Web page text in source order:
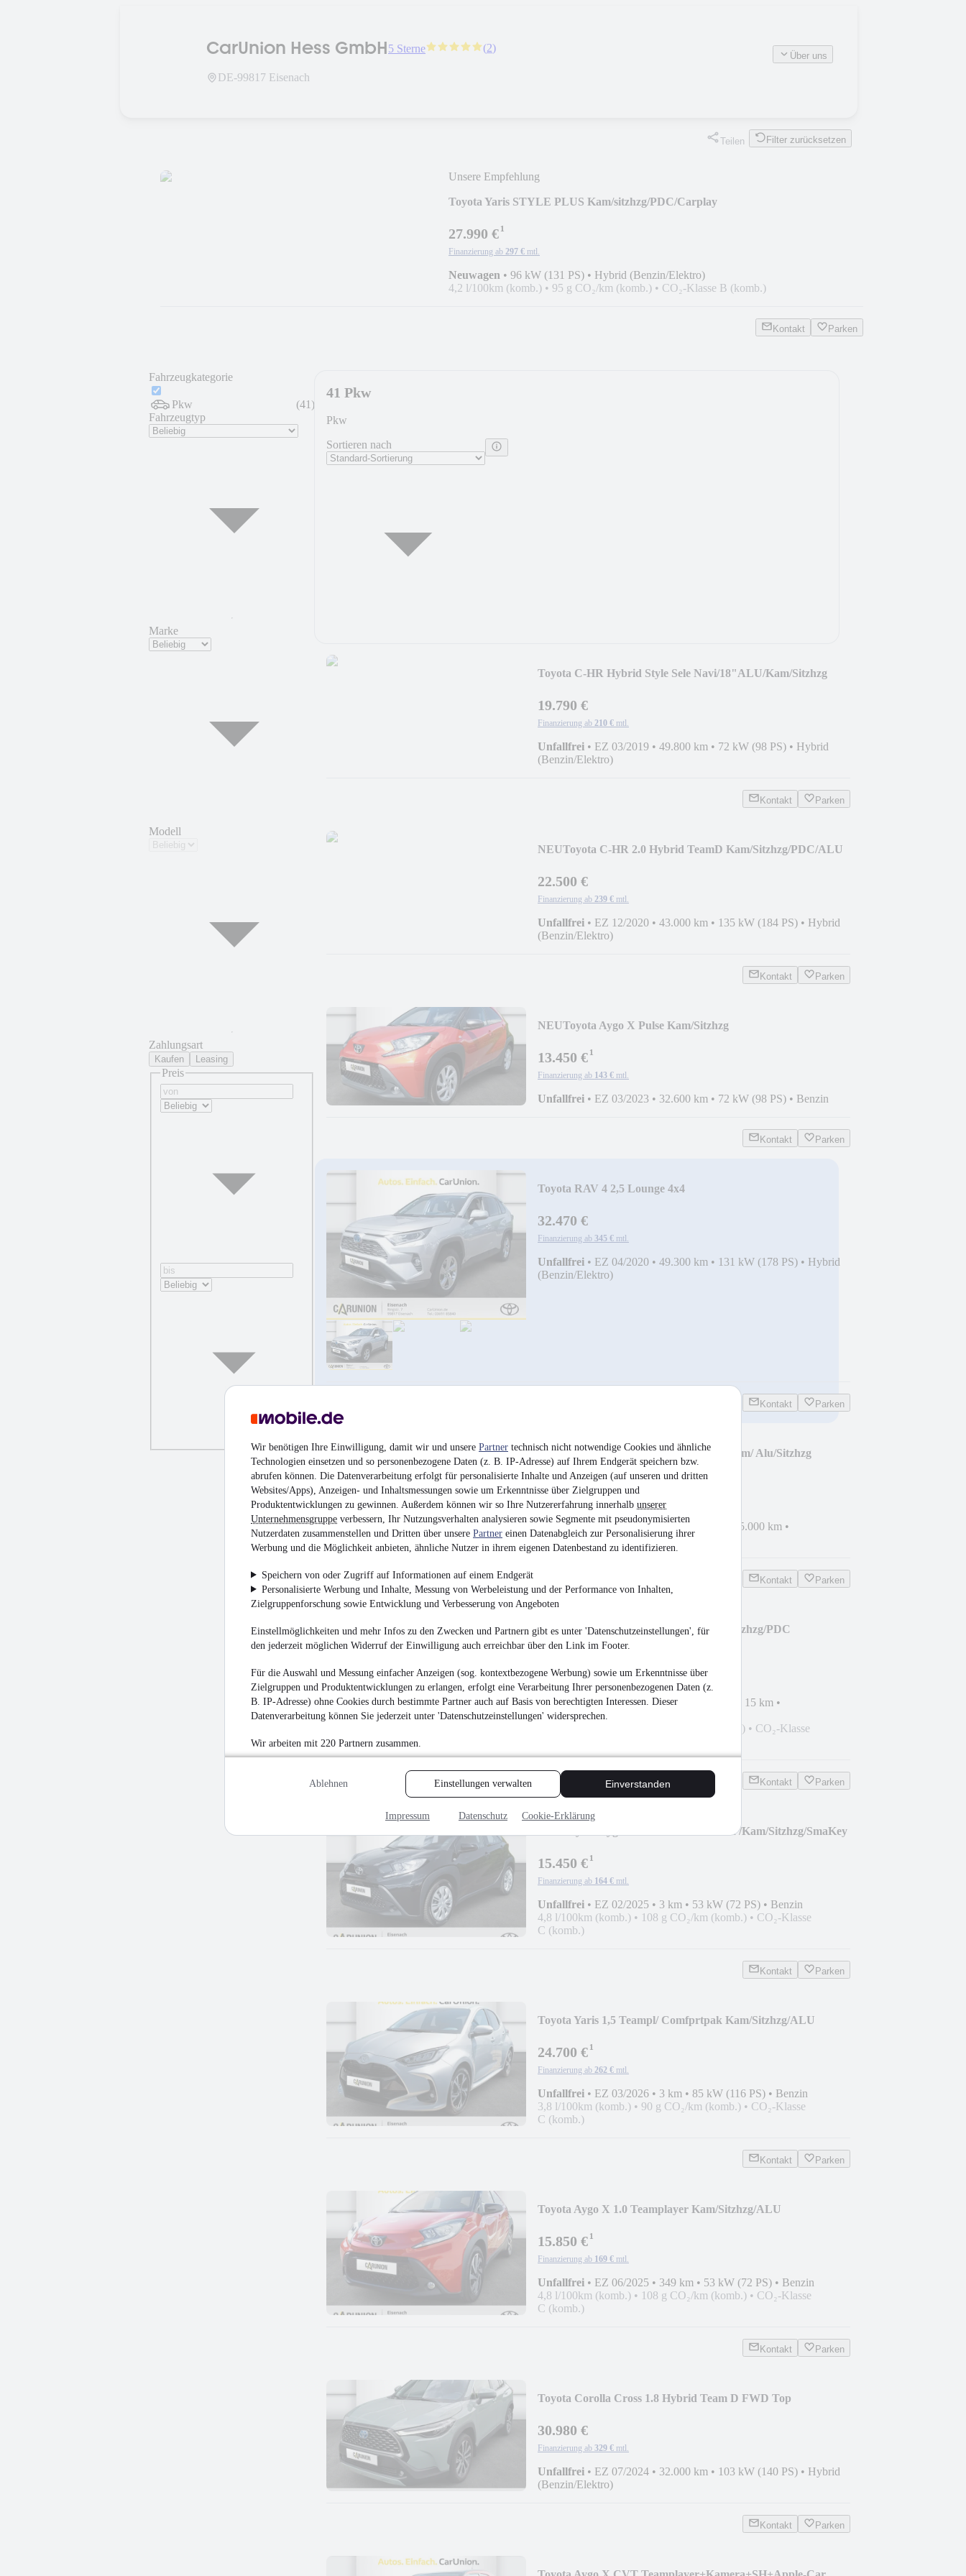
Wir benötigen Ihre Einwilligung, damit wir und unsere Partner technisch nicht notwendige Cookies und ähnliche
Technologien einsetzen und so personenbezogene Daten (z. B. IP-Adresse) auf Ihrem Endgerät speichern bzw.
abrufen können. Die Datenverarbeitung erfolgt für personalisierte Inhalte und Anzeigen (auf unseren und dritten
Websites/Apps), Anzeigen- und Inhaltsmessungen sowie um Erkenntnisse über Zielgruppen und
Produktentwicklungen zu gewinnen. Außerdem können wir so Ihre Nutzererfahrung innerhalb unserer
Unternehmensgruppe verbessern, Ihr Nutzungsverhalten analysieren sowie Segmente mit pseudonymisierten
Nutzerdaten zusammenstellen und Dritten über unsere Partner einen Datenabgleich zur Personalisierung ihrer
Werbung und die Möglichkeit anbieten, ähnliche Nutzer in ihrem eigenen Datenbestand zu identifizieren.
Speichern von oder Zugriff auf Informationen auf einem Endgerät
Personalisierte Werbung und Inhalte, Messung von Werbeleistung und der Performance von Inhalten,
Zielgruppenforschung sowie Entwicklung und Verbesserung von Angeboten
Einstellmöglichkeiten und mehr Infos zu den Zwecken und Partnern gibt es unter 'Datenschutzeinstellungen', für
den jederzeit möglichen Widerruf der Einwilligung auch erreichbar über den Link im Footer.
Für die Auswahl und Messung einfacher Anzeigen (sog. kontextbezogene Werbung) sowie um Erkenntnisse über
Zielgruppen und Produktentwicklungen zu erlangen, erfolgt eine Verarbeitung Ihrer personenbezogenen Daten (z.
B. IP-Adresse) ohne Cookies durch bestimmte Partner auch auf Basis von berechtigten Interessen. Dieser
Datenverarbeitung können Sie jederzeit unter 'Datenschutzeinstellungen' widersprechen.
Wir arbeiten mit 220 Partnern zusammen.
Ablehnen Einstellungen verwalten Einverstanden
Impressum Datenschutz Cookie-Erklärung
CarUnion Hess GmbH5 Sterne (2)
DE-99817 Eisenach
Über uns
Teilen Filter zurücksetzen
Unsere Empfehlung
Toyota Yaris STYLE PLUS Kam/sitzhzg/PDC/Carplay
27.990 €¹
Finanzierung ab 297 € mtl.
Neuwagen • 96 kW (131 PS) • Hybrid (Benzin/Elektro)
4,2 l/100km (komb.) • 95 g CO₂/km (komb.) • CO₂-Klasse B (komb.)
Kontakt Parken
Fahrzeugkategorie
Pkw (41)
Fahrzeugtyp
Marke
Modell
Zahlungsart
Kaufen Leasing
Preis
41 Pkw
Pkw
Sortieren nach
Toyota C-HR Hybrid Style Sele Navi/18"ALU/Kam/Sitzhzg
19.790 €
Finanzierung ab 210 € mtl.
Unfallfrei • EZ 03/2019 • 49.800 km • 72 kW (98 PS) • Hybrid
(Benzin/Elektro)
Kontakt Parken
NEUToyota C-HR 2.0 Hybrid TeamD Kam/Sitzhzg/PDC/ALU
22.500 €
Finanzierung ab 239 € mtl.
Unfallfrei • EZ 12/2020 • 43.000 km • 135 kW (184 PS) • Hybrid
(Benzin/Elektro)
Kontakt Parken
NEUToyota Aygo X Pulse Kam/Sitzhzg
13.450 €¹
Finanzierung ab 143 € mtl.
Unfallfrei • EZ 03/2023 • 32.600 km • 72 kW (98 PS) • Benzin
Kontakt Parken
Toyota RAV 4 2,5 Lounge 4x4
32.470 €
Finanzierung ab 345 € mtl.
Unfallfrei • EZ 04/2020 • 49.300 km • 131 kW (178 PS) • Hybrid
(Benzin/Elektro)
Kontakt Parken
Toyota Yaris Cross Black Edi/ Winter/ Kam/ Alu/Sitzhzg
25.950 €
Finanzierung ab 276 € mtl.
Unfallfrei•Jahreswagen•EZ 10/2024 15.000 km •
85 kW (116 PS)•Benzin
Kontakt Parken
Toyota Aygo X Teamplayer Air 5/Kam/Sitzhzg/PDC
Finanzierung ab 195 € mtl.
Unfallfrei•Tageszulassung• 15 km •
53 kW (72 PS)
111 g CO₂/km (komb.) • CO₂-Klasse
Kontakt Parken
Toyota Aygo X 1.0 Business Edition /Kam/Sitzhzg/SmaKey
15.450 €¹
Finanzierung ab 164 € mtl.
Unfallfrei • EZ 02/2025 • 3 km • 53 kW (72 PS) • Benzin
4,8 l/100km (komb.) • 108 g CO₂/km (komb.) • CO₂-Klasse
C (komb.)
Kontakt Parken
Toyota Yaris 1,5 Teampl/ Comfprtpak Kam/Sitzhzg/ALU
24.700 €¹
Finanzierung ab 262 € mtl.
Unfallfrei • EZ 03/2026 • 3 km • 85 kW (116 PS) • Benzin
3,8 l/100km (komb.) • 90 g CO₂/km (komb.) • CO₂-Klasse
C (komb.)
Kontakt Parken
Toyota Aygo X 1.0 Teamplayer Kam/Sitzhzg/ALU
15.850 €¹
Finanzierung ab 169 € mtl.
Unfallfrei • EZ 06/2025 • 349 km • 53 kW (72 PS) • Benzin
4,8 l/100km (komb.) • 108 g CO₂/km (komb.) • CO₂-Klasse
C (komb.)
Kontakt Parken
Toyota Corolla Cross 1.8 Hybrid Team D FWD Top
30.980 €
Finanzierung ab 329 € mtl.
Unfallfrei • EZ 07/2024 • 32.000 km • 103 kW (140 PS) • Hybrid
(Benzin/Elektro)
Kontakt Parken